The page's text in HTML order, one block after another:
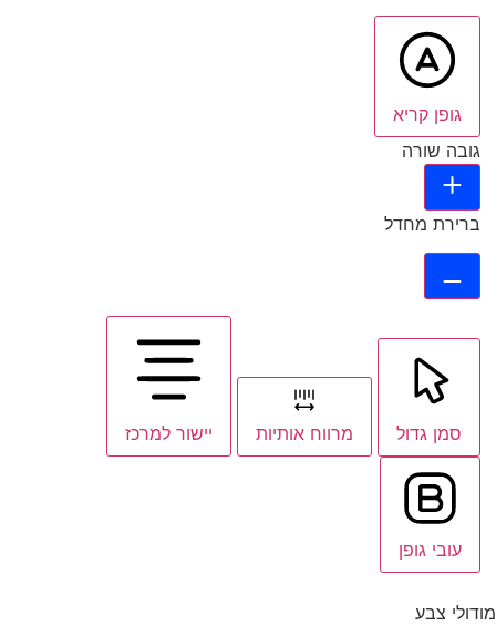
גופן קריא
גובה שורה
ברירת מחדל
סמן גדול מרווח אותיות יישור למרכז
עובי גופן
מודולי צבע